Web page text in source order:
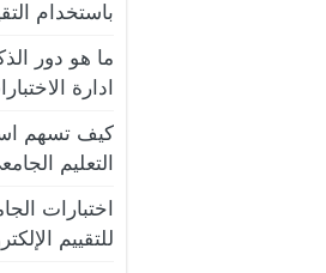
باستخدام
ما هو دور
ادارة
كيف تسهم
التعليم
اختبارات
للتقييم